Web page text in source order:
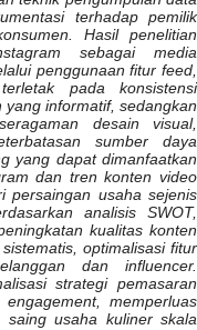
terhadap pemilik
Hasil penelitian
sebagai media
penggunaan fitur feed,
pada konsistensi
informatif, sedangkan
desain visual,
sumber daya
yang dapat dimanfaatkan
dan tren konten video
persaingan usaha sejenis
analisis SWOT,
kualitas konten
optimalisasi fitur
dan influencer.
strategi pemasaran
memperluas
saing usaha kuliner skala